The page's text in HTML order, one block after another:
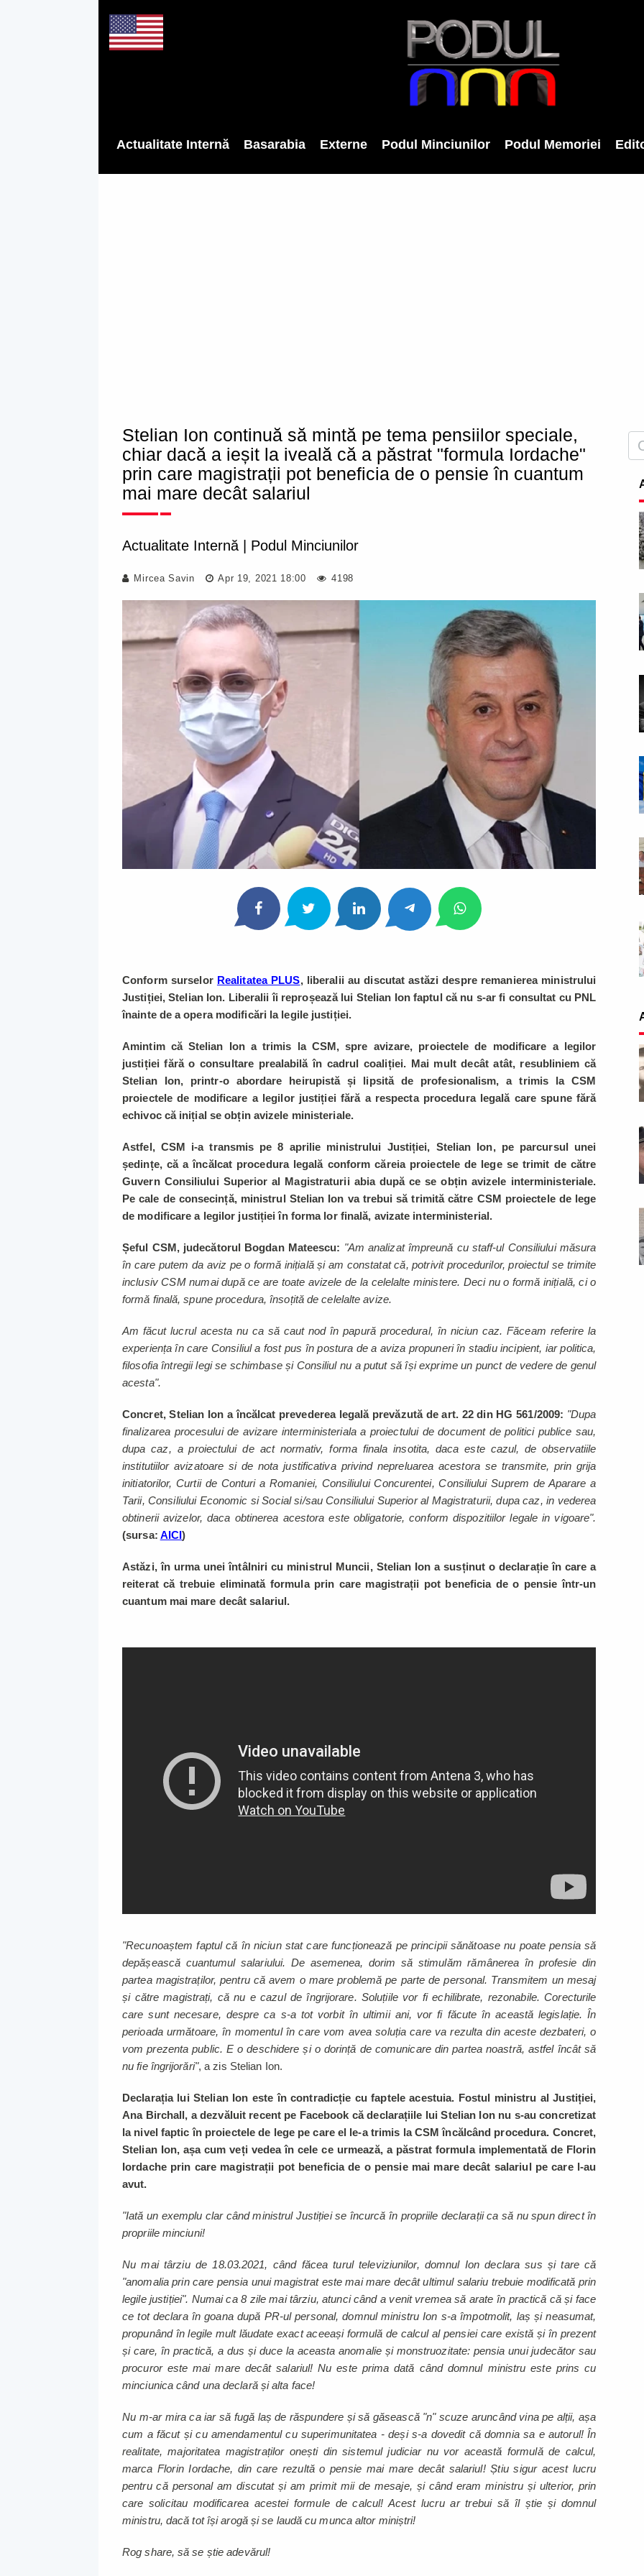
Actualitate Internă Basarabia Externe Podul Minciunilor Podul Memoriei
Stelian Ion continuă să mintă pe tema pensiilor speciale,
chiar dacă a ieșit la iveală că a păstrat "formula Iordache"
prin care magistrații pot beneficia de o pensie în cuantum
mai mare decât salariul
Actualitate Internă Podul Minciunilor
Mircea Savin Apr 19, 2021 18:00 4198
Conform surselor Realitatea PLUS, liberalii au discutat astăzi despre remanierea ministrului
Justiției, Stelian Ion. Liberalii îi reproșează lui Stelian Ion faptul că nu s-ar fi consultat cu PNL
înainte de a opera modificări la legile justiției.
Amintim că Stelian Ion a trimis la CSM, spre avizare, proiectele de modificare a legilor
justiției fără o consultare prealabilă în cadrul coaliției. Mai mult decât atât, resubliniem că
Stelian Ion, printr-o abordare heirupistă și lipsită de profesionalism, a trimis la CSM
proiectele de modificare a legilor justiției fără a respecta procedura legală care spune fără
echivoc că inițial se obțin avizele ministeriale.
Astfel, CSM i-a transmis pe 8 aprilie ministrului Justiției, Stelian Ion, pe parcursul unei
ședințe, că a încălcat procedura legală conform căreia proiectele de lege se trimit de către
Guvern Consiliului Superior al Magistraturii abia după ce se obțin avizele interministeriale.
Pe cale de consecință, ministrul Stelian Ion va trebui să trimită către CSM proiectele de lege
de modificare a legilor justiției în forma lor finală, avizate interministerial.
Șeful CSM, judecătorul Bogdan Mateescu: "Am analizat împreună cu staff-ul Consiliului măsura
în care putem da aviz pe o formă inițială și am constatat că, potrivit procedurilor, proiectul se trimite
inclusiv CSM numai după ce are toate avizele de la celelalte ministere. Deci nu o formă inițială, ci o
formă finală, spune procedura, însoțită de celelalte avize.
Am făcut lucrul acesta nu ca să caut nod în papură procedural, în niciun caz. Făceam referire la
experiența în care Consiliul a fost pus în postura de a aviza propuneri în stadiu incipient, iar politica,
filosofia întregii legi se schimbase și Consiliul nu a putut să își exprime un punct de vedere de genul
acesta".
Concret, Stelian Ion a încălcat prevederea legală prevăzută de art. 22 din HG 561/2009: "Dupa
finalizarea procesului de avizare interministeriala a proiectului de document de politici publice sau,
dupa caz, a proiectului de act normativ, forma finala insotita, daca este cazul, de observatiile
institutiilor avizatoare si de nota justificativa privind nepreluarea acestora se transmite, prin grija
initiatorilor, Curtii de Conturi a Romaniei, Consiliului Concurentei, Consiliului Suprem de Aparare a
Tarii, Consiliului Economic si Social si/sau Consiliului Superior al Magistraturii, dupa caz, in vederea
obtinerii avizelor, daca obtinerea acestora este obligatorie, conform dispozitiilor legale in vigoare".
(sursa: AICI)
Astăzi, în urma unei întâlniri cu ministrul Muncii, Stelian Ion a susținut o declarație în care a
reiterat că trebuie eliminată formula prin care magistrații pot beneficia de o pensie într-un
cuantum mai mare decât salariul.
"Recunoaștem faptul că în niciun stat care funcționează pe principii sănătoase nu poate pensia să
depășească cuantumul salariului. De asemenea, dorim să stimulăm rămânerea în profesie din
partea magistraților, pentru că avem o mare problemă pe parte de personal. Transmitem un mesaj
și către magistrați, că nu e cazul de îngrijorare. Soluțiile vor fi echilibrate, rezonabile. Corecturile
care sunt necesare, despre ca s-a tot vorbit în ultimii ani, vor fi făcute în această legislație. În
perioada următoare, în momentul în care vom avea soluția care va rezulta din aceste dezbateri, o
vom prezenta public. E o deschidere și o dorință de comunicare din partea noastră, astfel încât să
nu fie îngrijorări", a zis Stelian Ion.
Declarația lui Stelian Ion este în contradicție cu faptele acestuia. Fostul ministru al Justiției,
Ana Birchall, a dezvăluit recent pe Facebook că declarațiile lui Stelian Ion nu s-au concretizat
la nivel faptic în proiectele de lege pe care el le-a trimis la CSM încălcând procedura. Concret,
Stelian Ion, așa cum veți vedea în cele ce urmează, a păstrat formula implementată de Florin
Iordache prin care magistrații pot beneficia de o pensie mai mare decât salariul pe care l-au
avut.
"Iată un exemplu clar când ministrul Justiției se încurcă în propriile declarații ca să nu spun direct în
propriile minciuni!
Nu mai târziu de 18.03.2021, când făcea turul televiziunilor, domnul Ion declara sus și tare că
"anomalia prin care pensia unui magistrat este mai mare decât ultimul salariu trebuie modificată prin
legile justiției". Numai ca 8 zile mai târziu, atunci când a venit vremea să arate în practică că și face
ce tot declara în goana după PR-ul personal, domnul ministru Ion s-a împotmolit, laș și neasumat,
propunând în legile mult lăudate exact aceeași formulă de calcul al pensiei care există și în prezent
și care, în practică, a dus și duce la aceasta anomalie și monstruozitate: pensia unui judecător sau
procuror este mai mare decât salariul! Nu este prima dată când domnul ministru este prins cu
minciunica când una declară și alta face!
Nu m-ar mira ca iar să fugă laș de răspundere și să găsească "n" scuze aruncând vina pe alții, așa
cum a făcut și cu amendamentul cu superimunitatea - deși s-a dovedit că domnia sa e autorul! În
realitate, majoritatea magistraților onești din sistemul judiciar nu vor această formulă de calcul,
marca Florin Iordache, din care rezultă o pensie mai mare decât salariul! Știu sigur acest lucru
pentru că personal am discutat și am primit mii de mesaje, și când eram ministru și ulterior, prin
care solicitau modificarea acestei formule de calcul! Acest lucru ar trebui să îl știe și domnul
ministru, dacă tot își arogă și se laudă cu munca altor miniștri!
Rog share, să se știe adevărul!